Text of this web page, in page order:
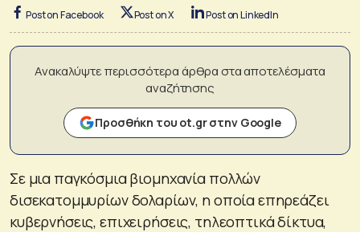
Post on Facebook Post on X Post on LinkedIn
Ανακαλύψτε περισσότερα άρθρα στα αποτελέσματα
αναζήτησης
Προσθήκη του ot.gr στην Google
Σε μια παγκόσμια βιομηχανία πολλών
δισεκατομμυρίων δολαρίων, η οποία επηρεάζει
κυβερνήσεις, επιχειρήσεις, τηλεοπτικά δίκτυα,